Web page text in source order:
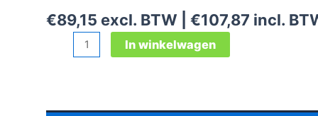
€89,15 excl. BTW | €107,87 incl.
Protecta
vanglijn
aantal
In winkelwagen